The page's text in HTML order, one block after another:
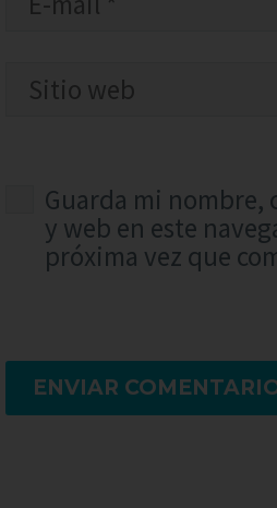
Guarda mi nombre,
y web en este
próxima vez que
ENVIAR